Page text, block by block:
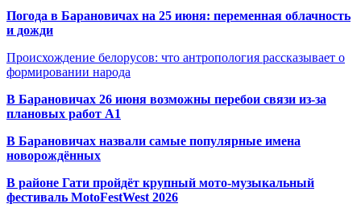
Погода в Барановичах на 25 июня: переменная облачность
и дожди
Происхождение белорусов: что антропология рассказывает о
формировании народа
В Барановичах 26 июня возможны перебои связи из-за
плановых работ A1
В Барановичах назвали самые популярные имена
новорождённых
В районе Гати пройдёт крупный мото-музыкальный
фестиваль MotoFestWest 2026